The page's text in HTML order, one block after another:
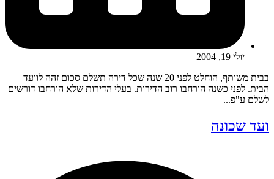
יולי 19, 2004
בבית משותף, הוחלט לפני 20 שנה שכל דירה תשלם סכום זהה לוועד
הבית. לפני כשנה הורחבו רוב הדירות. בעלי הדירות שלא הורחבו דורשים
לשלם ע"פ...
ועד שכונה